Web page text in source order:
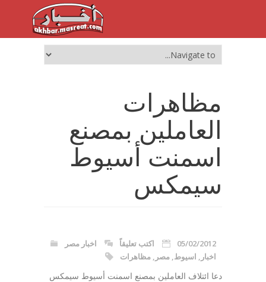
مظاهرات
العاملين بمصنع
اسمنت أسيوط
سيمكس
05/02/2012 اكتب تعليقاً
اخبار مصر
اخبار , اسيوط, مصر , مظاهرات
دعا ائتلاف العاملين بمصنع اسمنت أسيوط سيمكس